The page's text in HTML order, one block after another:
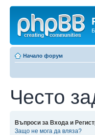
Начало форум
Често
Въпроси за Входа и
Защо не мога да вляза?